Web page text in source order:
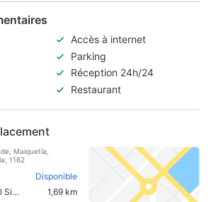
Accès à internet
Parking
Réception 24h/24
Restaurant
Maiquetía,
1162
Disponible
1,69 km